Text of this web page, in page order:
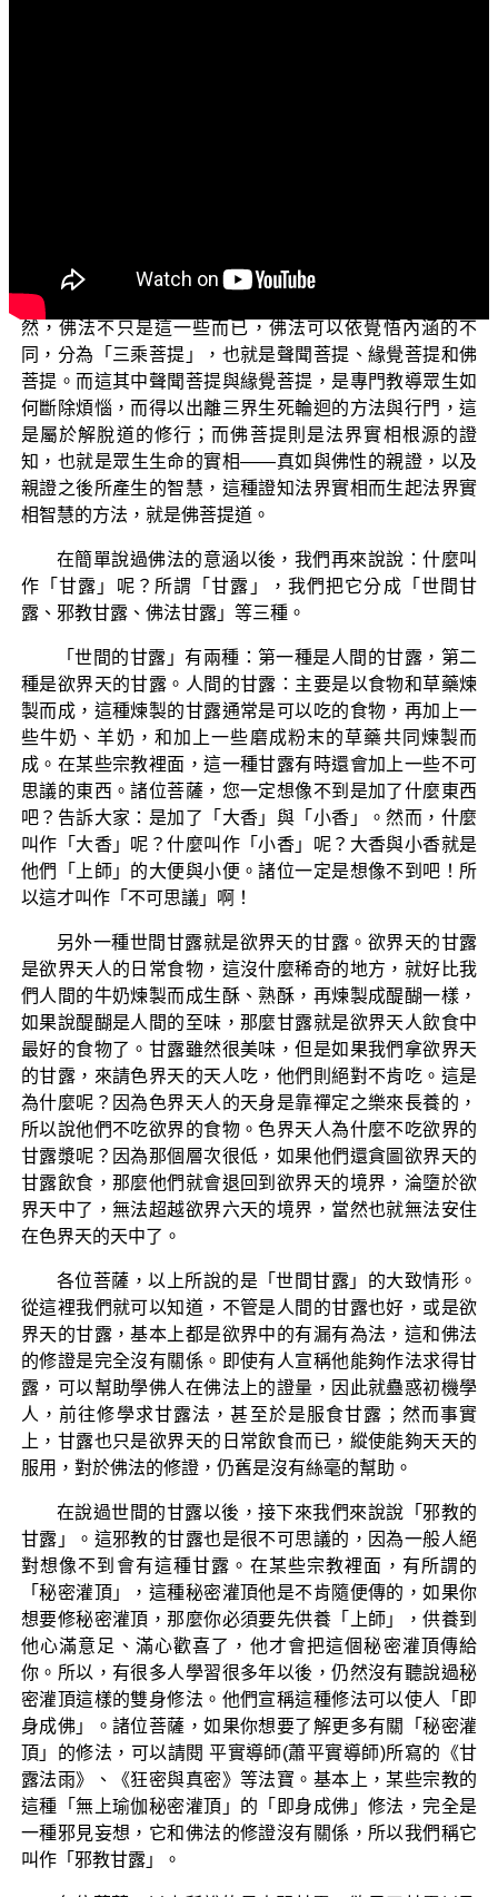
就是在講四聖諦、八正道、十二因緣、緣起性空、三十七
道品等諸法，這就是佛法」。然而真的是這樣嗎？其實不
然，佛法不只是這一些而已，佛法可以依覺悟內涵的不
同，分為「三乘菩提」，也就是聲聞菩提、緣覺菩提和佛
菩提。而這其中聲聞菩提與緣覺菩提，是專門教導眾生如
何斷除煩惱，而得以出離三界生死輪迴的方法與行門，這
是屬於解脫道的修行；而佛菩提則是法界實相根源的證
知，也就是眾生生命的實相——真如與佛性的親證，以及
親證之後所產生的智慧，這種證知法界實相而生起法界實
相智慧的方法，就是佛菩提道。
在簡單說過佛法的意涵以後，我們再來說說：什麼叫
作「甘露」呢？所謂「甘露」，我們把它分成「世間甘
露、邪教甘露、佛法甘露」等三種。
「世間的甘露」有兩種：第一種是人間的甘露，第二
種是欲界天的甘露。人間的甘露：主要是以食物和草藥煉
製而成，這種煉製的甘露通常是可以吃的食物，再加上一
些牛奶、羊奶，和加上一些磨成粉末的草藥共同煉製而
成。在某些宗教裡面，這一種甘露有時還會加上一些不可
思議的東西。諸位菩薩，您一定想像不到是加了什麼東西
吧？告訴大家：是加了「大香」與「小香」。然而，什麼
叫作「大香」呢？什麼叫作「小香」呢？大香與小香就是
他們「上師」的大便與小便。諸位一定是想像不到吧！所
以這才叫作「不可思議」啊！
另外一種世間甘露就是欲界天的甘露。欲界天的甘露
是欲界天人的日常食物，這沒什麼稀奇的地方，就好比我
們人間的牛奶煉製而成生酥、熟酥，再煉製成醍醐一樣，
如果說醍醐是人間的至味，那麼甘露就是欲界天人飲食中
最好的食物了。甘露雖然很美味，但是如果我們拿欲界天
的甘露，來請色界天的天人吃，他們則絕對不肯吃。這是
為什麼呢？因為色界天人的天身是靠禪定之樂來長養的，
所以說他們不吃欲界的食物。色界天人為什麼不吃欲界的
甘露漿呢？因為那個層次很低，如果他們還貪圖欲界天的
甘露飲食，那麼他們就會退回到欲界天的境界，淪墮於欲
界天中了，無法超越欲界六天的境界，當然也就無法安住
在色界天的天中了。
各位菩薩，以上所說的是「世間甘露」的大致情形。
從這裡我們就可以知道，不管是人間的甘露也好，或是欲
界天的甘露，基本上都是欲界中的有漏有為法，這和佛法
的修證是完全沒有關係。即使有人宣稱他能夠作法求得甘
露，可以幫助學佛人在佛法上的證量，因此就蠱惑初機學
人，前往修學求甘露法，甚至於是服食甘露；然而事實
上，甘露也只是欲界天的日常飲食而已，縱使能夠天天的
服用，對於佛法的修證，仍舊是沒有絲毫的幫助。
在說過世間的甘露以後，接下來我們來說說「邪教的
甘露」。這邪教的甘露也是很不可思議的，因為一般人絕
對想像不到會有這種甘露。在某些宗教裡面，有所謂的
「秘密灌頂」，這種秘密灌頂他是不肯隨便傳的，如果你
想要修秘密灌頂，那麼你必須要先供養「上師」，供養到
他心滿意足、滿心歡喜了，他才會把這個秘密灌頂傳給
你。所以，有很多人學習很多年以後，仍然沒有聽說過秘
密灌頂這樣的雙身修法。他們宣稱這種修法可以使人「即
身成佛」。諸位菩薩，如果你想要了解更多有關「秘密灌
頂」的修法，可以請閱 平實導師(蕭平實導師)所寫的《甘
露法雨》、《狂密與真密》等法寶。基本上，某些宗教的
這種「無上瑜伽秘密灌頂」的「即身成佛」修法，完全是
一種邪見妄想，它和佛法的修證沒有關係，所以我們稱它
叫作「邪教甘露」。